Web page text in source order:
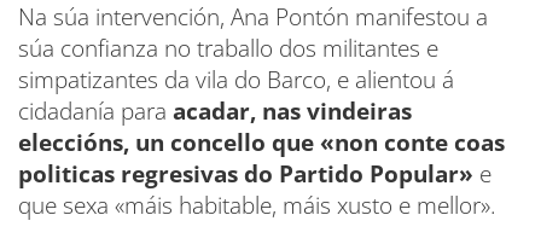
Na súa intervención, Ana Pontón manifestou a
súa confianza no traballo dos militantes e
simpatizantes da vila do Barco, e alientou á
cidadanía para acadar, nas vindeiras
eleccións, un concello que «non conte coas
politicas regresivas do Partido Popular» e
que sexa «máis habitable, máis xusto e mellor».